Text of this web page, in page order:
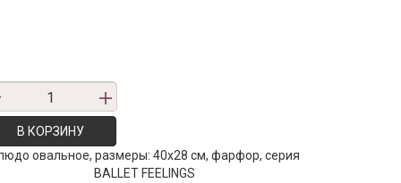
В КОРЗИНУ
овальное, размеры: 40х28 см, фарфор, серия
BALLET FEELINGS